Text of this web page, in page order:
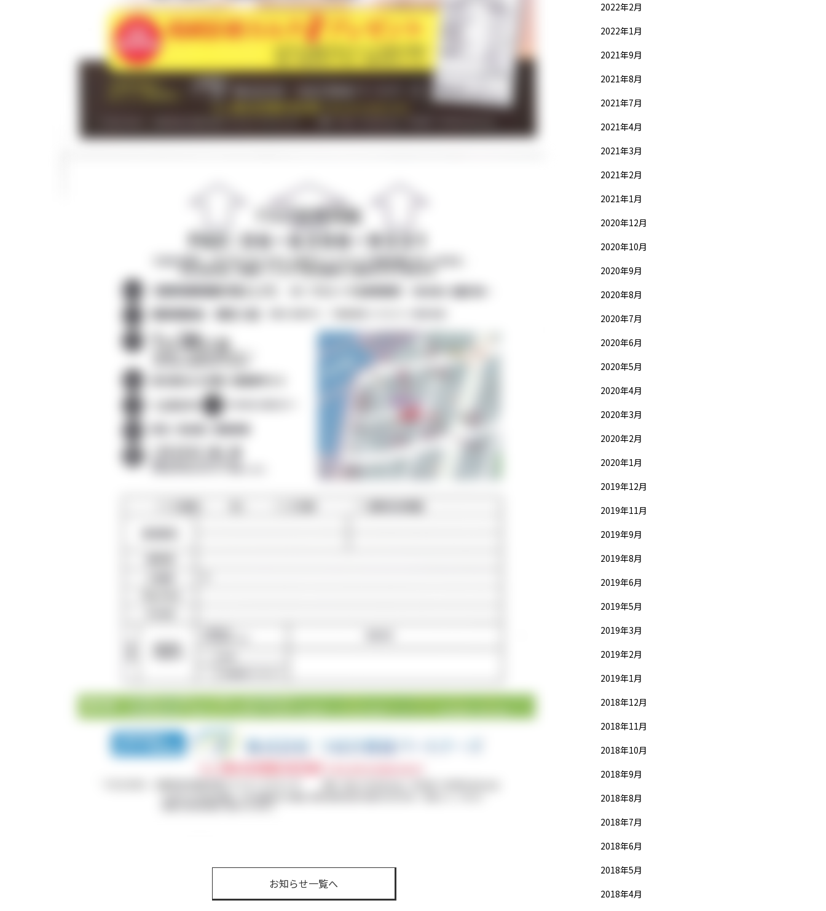
お知らせ一覧へ
2022年2月
2022年1月
2021年9月
2021年8月
2021年7月
2021年4月
2021年3月
2021年2月
2021年1月
2020年12月
2020年10月
2020年9月
2020年8月
2020年7月
2020年6月
2020年5月
2020年4月
2020年3月
2020年2月
2020年1月
2019年12月
2019年11月
2019年9月
2019年8月
2019年6月
2019年5月
2019年3月
2019年2月
2019年1月
2018年12月
2018年11月
2018年10月
2018年9月
2018年8月
2018年7月
2018年6月
2018年5月
2018年4月